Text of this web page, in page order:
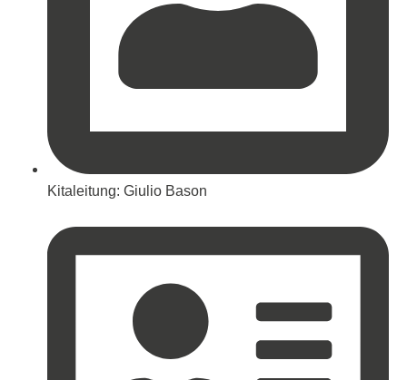
Kitaleitung: Giulio Bason